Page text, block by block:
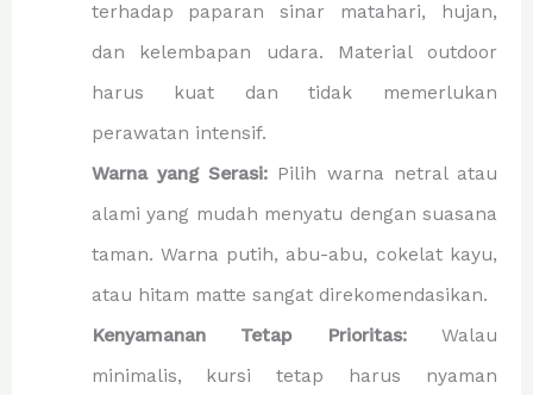
terhadap paparan sinar matahari, hujan,
dan kelembapan udara. Material outdoor
harus kuat dan tidak memerlukan
perawatan intensif.
Warna yang Serasi: Pilih warna netral atau
alami yang mudah menyatu dengan suasana
taman. Warna putih, abu-abu, cokelat kayu,
atau hitam matte sangat direkomendasikan.
Kenyamanan Tetap Prioritas:Walau
minimalis, kursi tetap harus nyaman